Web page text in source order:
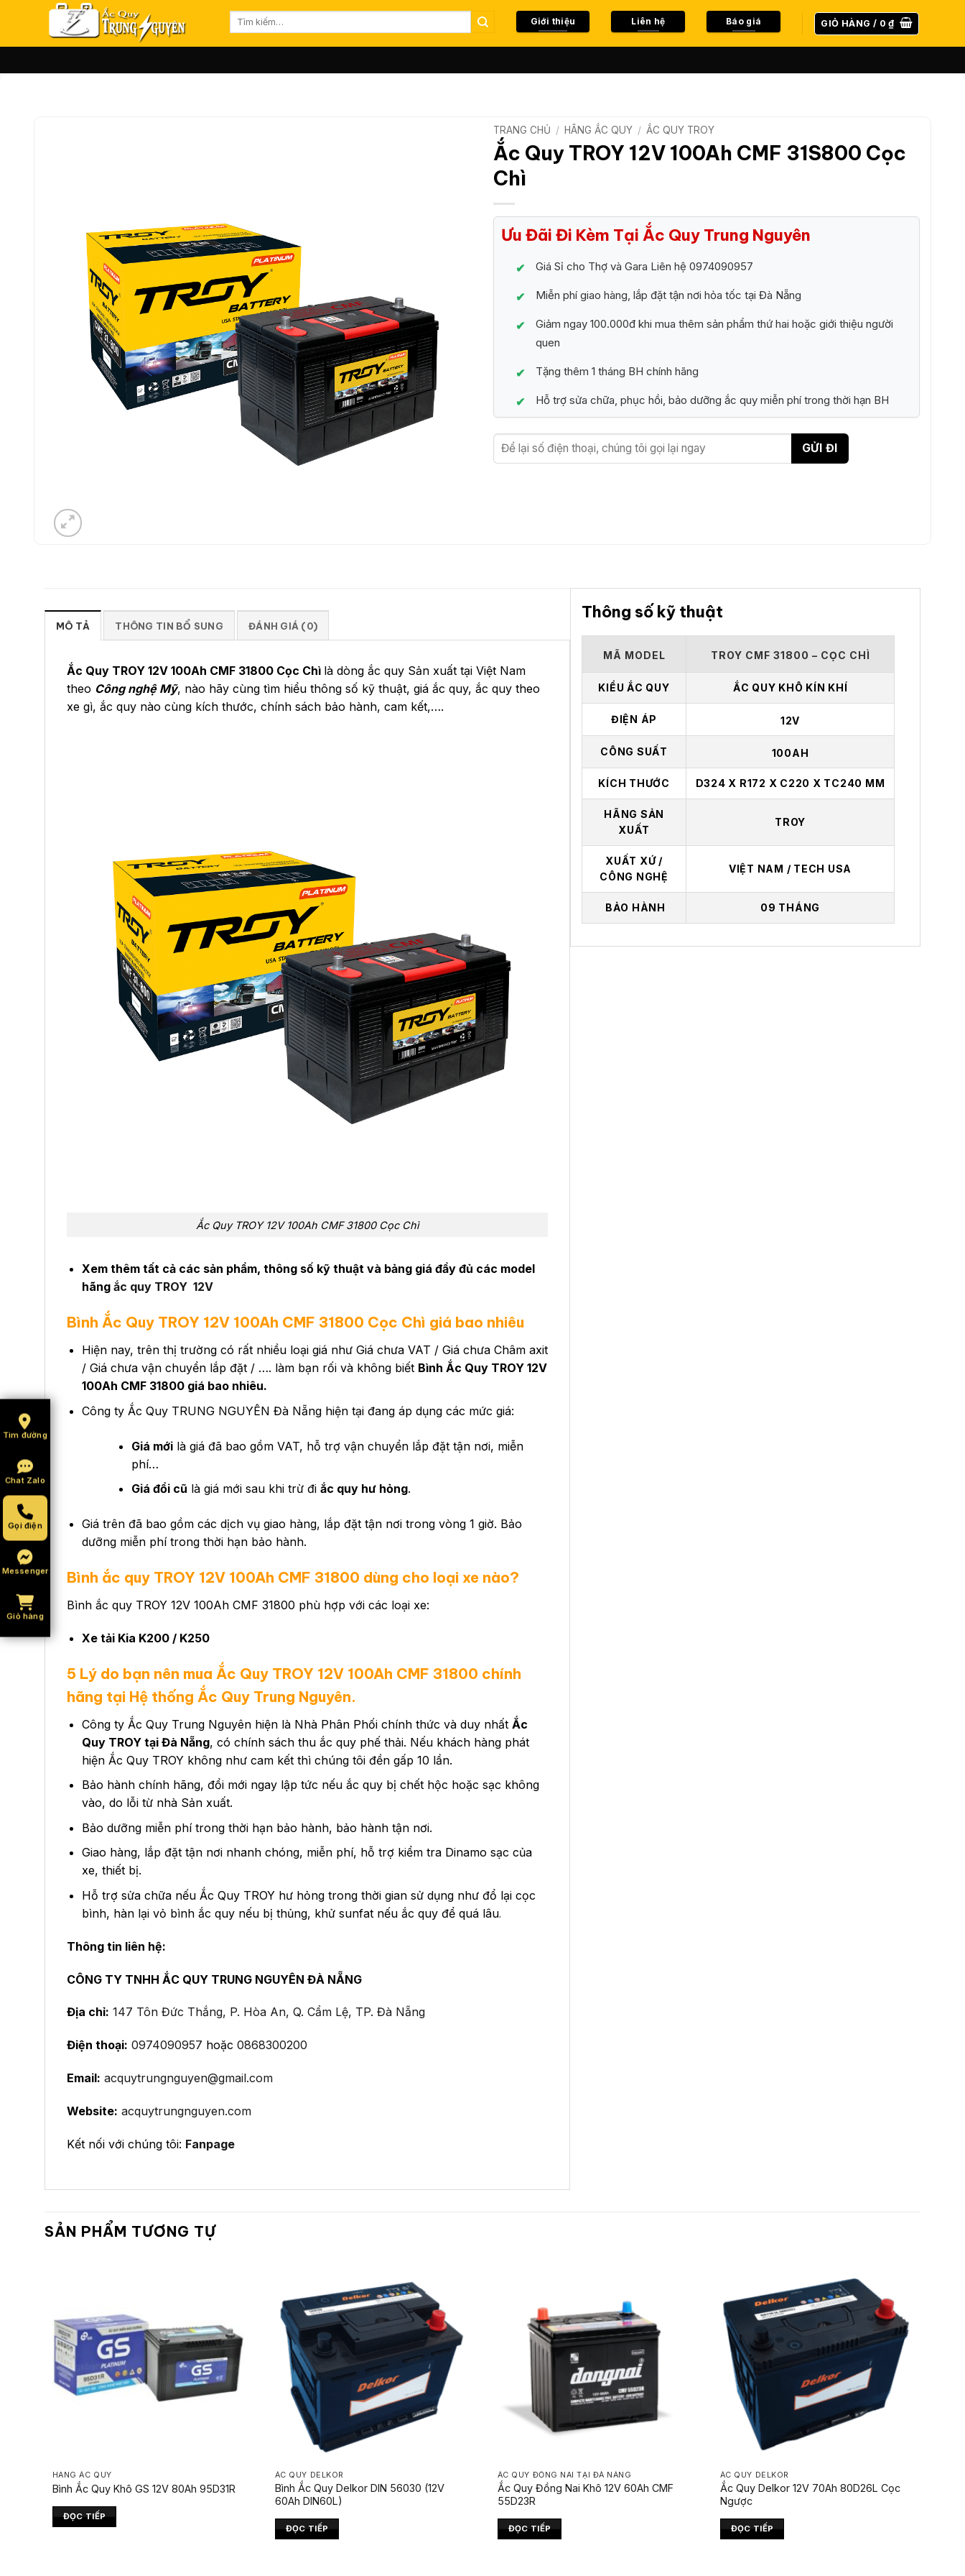
nội
Tìm
Giới thiệu Liên hệ Báo giá GIỎ HÀNG / 0₫
TRANG CHỦ / HÃNG ẮC QUY / ẮC QUY TROY
Ắc Quy TROY 12V 100Ah CMF 31S800 Cọc
Chì
Ưu Đãi Đi Kèm Tại Ắc Quy Trung Nguyên
Giá Sỉ cho Thợ và Gara Liên hệ 0974090957
Miễn phí giao hàng, lắp đặt tận nơi hỏa tốc tại Đà Nẵng
Giảm ngay 100.000đ khi mua thêm sản phẩm thứ hai hoặc giới thiệu người
quen
Tặng thêm 1 tháng BH chính hãng
Hỗ trợ sửa chữa, phục hồi, bảo dưỡng ắc quy miễn phí trong thời hạn BH
MÔ TẢ THÔNG TIN BỔ SUNG ĐÁNH GIÁ (0)
Ắc Quy TROY 12V 100Ah CMF 31800 Cọc Chì là dòng ắc quy Sản xuất tại Việt Nam
theo Công nghệ Mỹ, nào hãy cùng tìm hiểu thông số kỹ thuật, giá ắc quy, ắc quy theo
xe gì, ắc quy nào cùng kích thước, chính sách bảo hành, cam kết,….
Ắc Quy TROY 12V 100Ah CMF 31800 Cọc Chì
Xem thêm tất cả các sản phẩm, thông số kỹ thuật và bảng giá đầy đủ các model
hãngắc quy TROY 12V
Bình Ắc Quy TROY 12V 100Ah CMF 31800 Cọc Chì giá bao nhiêu
Hiện nay, trên thị trường có rất nhiều loại giá như Giá chưa VAT / Giá chưa Châm axit
/ Giá chưa vận chuyển lắp đặt / …. làm bạn rối và không biết Bình Ắc Quy TROY 12V
100Ah CMF 31800 giá bao nhiêu.
Công ty Ắc Quy TRUNG NGUYÊN Đà Nẵng hiện tại đang áp dụng các mức giá:
Giá mớilà giá đã bao gồm VAT, hỗ trợ vận chuyển lắp đặt tận nơi, miễn
phí…
Giá đổi cũ là giá mới sau khi trừ đi ắc quy hư hỏng.
Giá trên đã bao gồm các dịch vụ giao hàng, lắp đặt tận nơi trong vòng 1 giờ. Bảo
dưỡng miễn phí trong thời hạn bảo hành.
Bình ắc quy TROY 12V 100Ah CMF 31800 dùng cho loại xe nào?
Bình ắc quy TROY 12V 100Ah CMF 31800 phù hợp với các loại xe:
Xe tải Kia K200 / K250
5 Lý do bạn nên mua Ắc Quy TROY 12V 100Ah CMF 31800 chính
hãng tại Hệ thống Ắc Quy Trung Nguyên.
Công ty Ắc Quy Trung Nguyên hiện là Nhà Phân Phối chính thức và duy nhất Ắc
Quy TROY tại Đà Nẵng, có chính sách thu ắc quy phế thải. Nếu khách hàng phát
hiện Ắc Quy TROY không như cam kết thì chúng tôi đền gấp 10 lần.
Bảo hành chính hãng, đổi mới ngay lập tức nếu ắc quy bị chết hộc hoặc sạc không
vào, do lỗi từ nhà Sản xuất.
Bảo dưỡng miễn phí trong thời hạn bảo hành, bảo hành tận nơi.
Giao hàng, lắp đặt tận nơi nhanh chóng, miễn phí, hỗ trợ kiểm tra Dinamo sạc của
xe, thiết bị.
Hỗ trợ sửa chữa nếu Ắc Quy TROY hư hỏng trong thời gian sử dụng như đổ lại cọc
bình, hàn lại vỏ bình ắc quy nếu bị thủng, khử sunfat nếu ắc quy để quá lâu.
Thông tin liên hệ:
CÔNG TY TNHH ẮC QUY TRUNG NGUYÊN ĐÀ NẴNG
Địa chỉ: 147 Tôn Đức Thắng, P. Hòa An, Q. Cẩm Lệ, TP. Đà Nẵng
Điện thoại: 0974090957 hoặc 0868300200
Email: acquytrungnguyen@gmail.com
Website: acquytrungnguyen.com
Kết nối với chúng tôi: Fanpage
Thông số kỹ thuật
MÃ MODEL TROY CMF 31800 – CỌC CHÌ
KIỂU ẮC QUY ẮC QUY KHÔ KÍN KHÍ
ĐIỆN ÁP 12V
CÔNG SUẤT 100AH
KÍCH THƯỚC D324 X R172 X C220 X TC240 MM
HÃNG SẢN
XUẤT
TROY
XUẤT XỨ /
CÔNG NGHỆ
VIỆT NAM / TECH USA
BẢO HÀNH 09 THÁNG
SẢN PHẨM TƯƠNG TỰ
HÃNG ẮC QUY
Bình Ắc Quy Khô GS 12V 80Ah 95D31R
ĐỌC TIẾP
ẮC QUY DELKOR
Bình Ắc Quy Delkor DIN 56030 (12V
60Ah DIN60L)
ĐỌC TIẾP
ẮC QUY ĐỒNG NAI TẠI ĐÀ NẴNG
Ắc Quy Đồng Nai Khô 12V 60Ah CMF
55D23R
ĐỌC TIẾP
ẮC QUY DELKOR
Ắc Quy Delkor 12V 70Ah 80D26L Cọc
Ngược
ĐỌC TIẾP
Tìm đường
Chat Zalo
Gọi điện
Messenger
Giỏ hàng